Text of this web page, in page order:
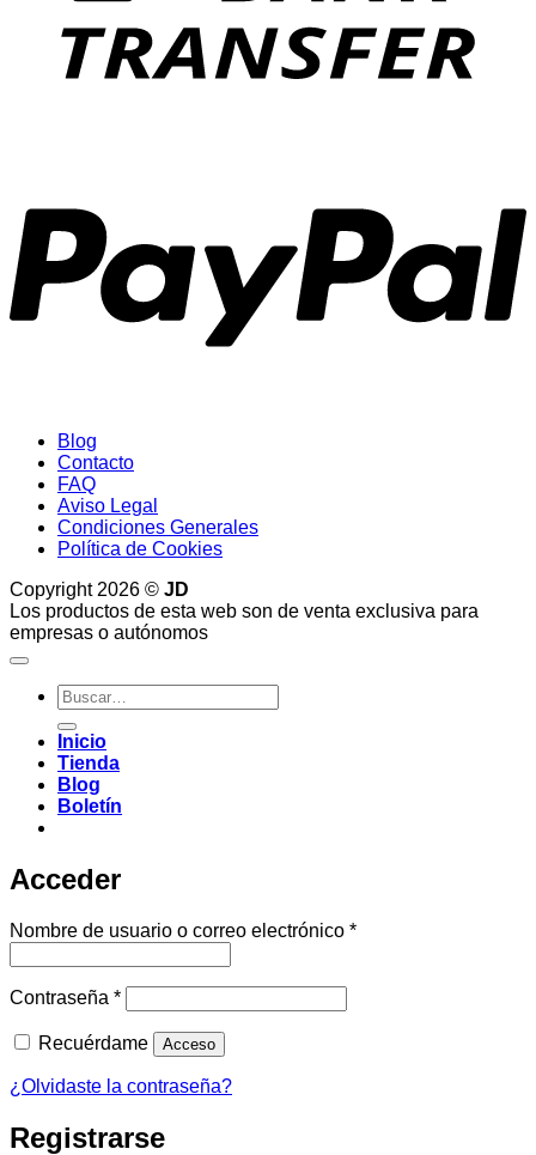
Blog
Contacto
FAQ
Aviso Legal
Condiciones Generales
Política de Cookies
Copyright 2026 © JD
Los productos de esta web son de venta exclusiva para
empresas o autónomos
Buscar
por:
Inicio
Tienda
Blog
Boletín
Acceder
Nombre de usuario o correo electrónico *Obligatorio
Contraseña *Obligatorio
Recuérdame Acceso
¿Olvidaste la contraseña?
Registrarse